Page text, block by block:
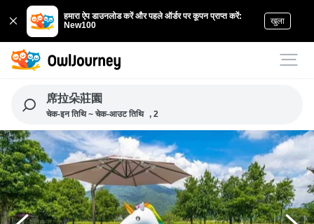
हमारा ऐप डाउनलोड करें और पहले ऑर्डर पर कूपन प्राप्त करें:
New100
खुला
席拉朵莊園
चेक-इन तिथि ~ चेक-आउट तिथि , 2